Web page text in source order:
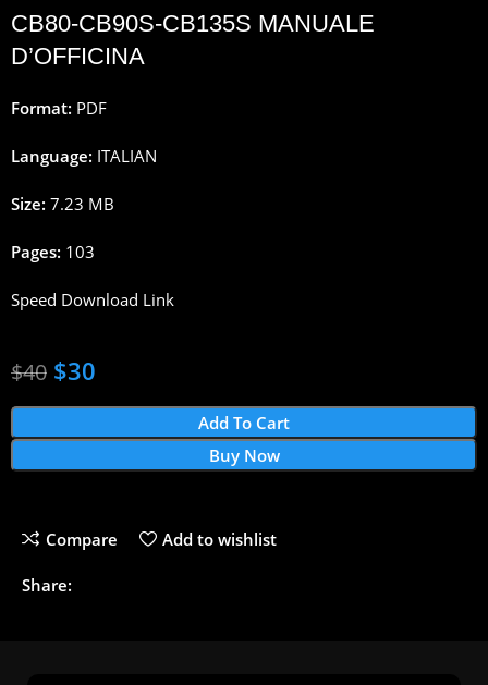
CB80-CB90S-CB135S MANUALE
D’OFFICINA
Format: PDF
Language: ITALIAN
Size: 7.23 MB
Pages: 103
Speed Download Link
$40 $30
Add To Cart
Buy Now
Compare Add to wishlist
Share: